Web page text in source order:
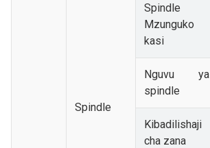
Spindle
Spindle
Mzunguko
kasi
Nguvu ya
spindle
Kibadilishaji
cha zana